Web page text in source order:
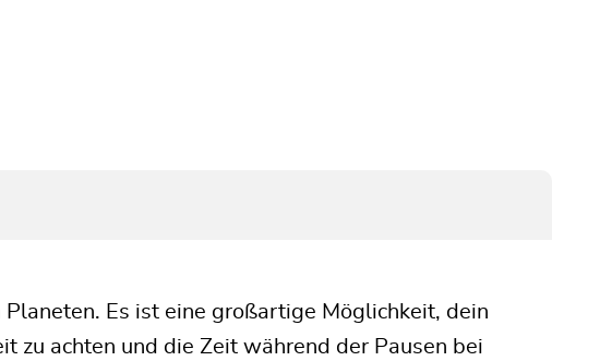
Es ist eine großartige Möglichkeit, dein
zu achten und die Zeit während der Pausen bei